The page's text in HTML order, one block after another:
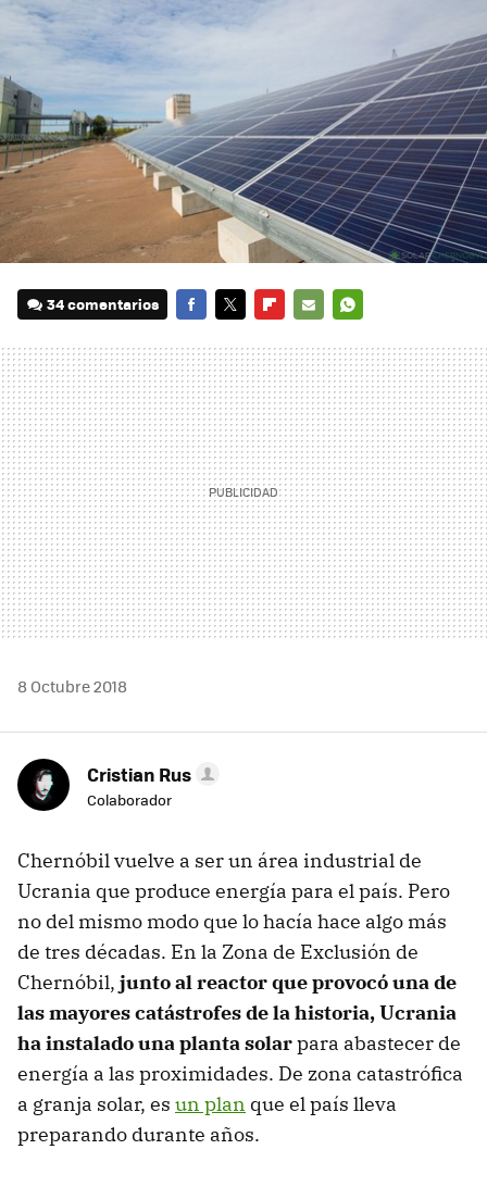
34 comentarios
MAIL
8 Octubre 2018
Cristian Rus
Colaborador
Chernóbil vuelve a ser un área industrial de
Ucrania que produce energía para el país. Pero
no del mismo modo que lo hacía hace algo más
de tres décadas. En la Zona de Exclusión de
Chernóbil, junto al reactor que provocó una de
las mayores catástrofes de la historia, Ucrania
ha instalado una planta solarpara abastecer de
energía a las proximidades. De zona catastrófica
a granja solar, es un plan que el país lleva
preparando durante años.